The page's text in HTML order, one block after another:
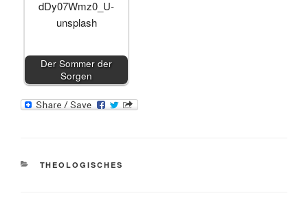
Der Sommer der
Sorgen
KATEGORIEN
THEOLOGISCHES